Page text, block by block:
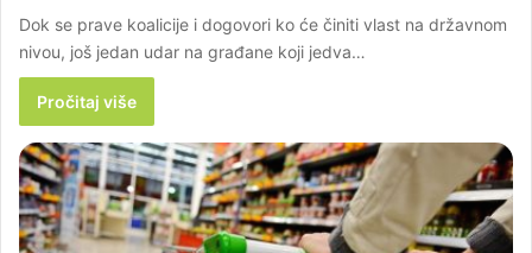
Dok se prave koalicije i dogovori ko će činiti vlast na državnom
nivou, još jedan udar na građane koji jedva…
Pročitaj više